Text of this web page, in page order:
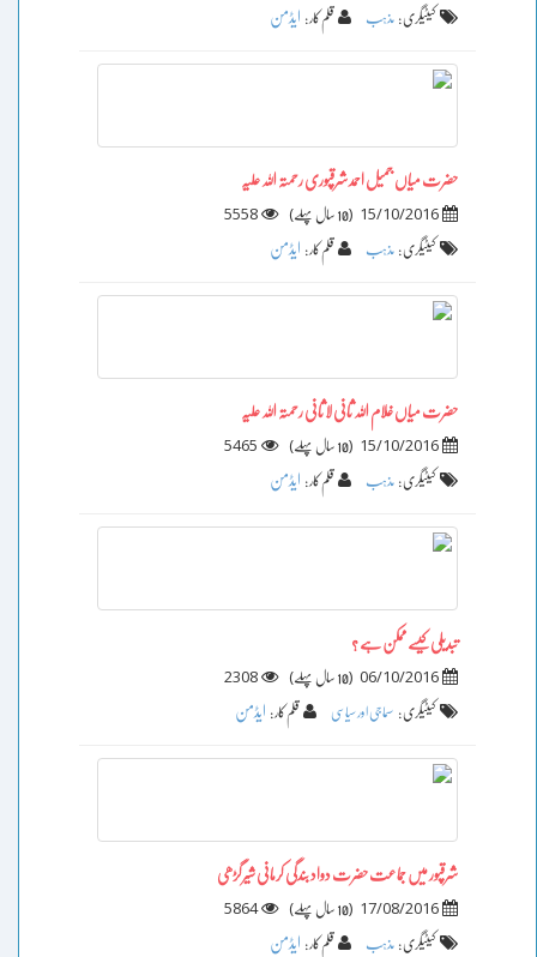
کیٹیگری : مذہب قلم کار : ایڈمن
حضرت میاں جمیل احمد شرقپوری رحمتہ اللہ علیہ
15/10/2016
(10 سال پہلے )
5558
کیٹیگری : مذہب قلم کار : ایڈمن
حضرت میاں غلام اللہ ثانی لا ثانی رحمتہ اللہ علیہ
15/10/2016
(10 سال پہلے )
5465
کیٹیگری : مذہب قلم کار : ایڈمن
تبدیلی کیسے ممکن ہے ؟
06/10/2016
(10 سال پہلے )
2308
کیٹیگری : سماجی اور سیاسی قلم کار : ایڈمن
شرقپور میں جماعت حضرت دواد بندگی کرمانی شیرگڑھی
17/08/2016
(10 سال پہلے )
5864
کیٹیگری : مذہب قلم کار : ایڈمن